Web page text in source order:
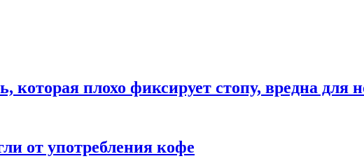
которая плохо фиксирует стопу, вредна для
от употребления кофе